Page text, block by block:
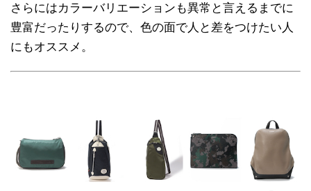
さらにはカラーバリエーションも異常と言えるまでに
豊富だったりするので、色の面で人と差をつけたい人
にもオススメ。